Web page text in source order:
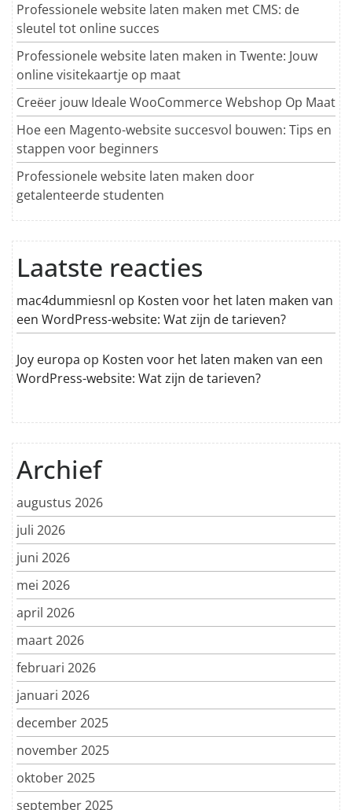
Professionele website laten maken met CMS: de
sleutel tot online succes
Professionele website laten maken in Twente: Jouw
online visitekaartje op maat
Creëer jouw Ideale WooCommerce Webshop Op Maat
Hoe een Magento-website succesvol bouwen: Tips en
stappen voor beginners
Professionele website laten maken door
getalenteerde studenten
Laatste reacties
mac4dummiesnl op Kosten voor het laten maken van
een WordPress-website: Wat zijn de tarieven?
Joy europa op Kosten voor het laten maken van een
WordPress-website: Wat zijn de tarieven?
Archief
augustus 2026
juli 2026
juni 2026
mei 2026
april 2026
maart 2026
februari 2026
januari 2026
december 2025
november 2025
oktober 2025
september 2025